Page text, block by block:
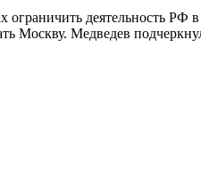
деятельность РФ
Москву. Медведев